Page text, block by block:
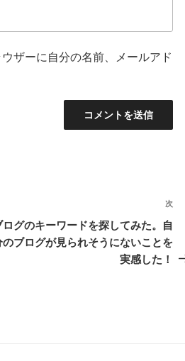
ザーに自分の名前、メールアド
次
稿
次
ログのキーワードを探してみた。自
のブログが見られそうにないことを
実感した！